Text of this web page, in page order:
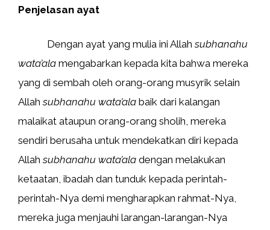
Penjelasan ayat
Dengan ayat yang mulia ini Allahsubhanahu
wata’ala mengabarkan kepada kita bahwa mereka
yang di sembah oleh orang-orang musyrik selain
Allahsubhanahu wata’ala baik dari kalangan
malaikat ataupun orang-orang sholih, mereka
sendiri berusaha untuk mendekatkan diri kepada
Allahsubhanahu wata’ala dengan melakukan
ketaatan, ibadah dan tunduk kepada perintah-
perintah-Nya demi mengharapkan rahmat-Nya,
mereka juga menjauhi larangan-larangan-Nya